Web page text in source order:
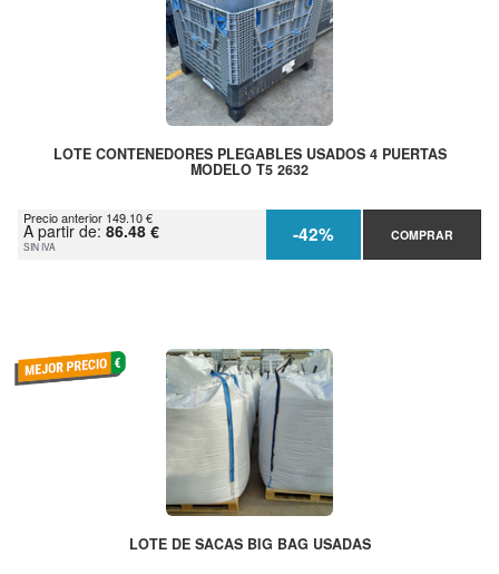
LOTE CONTENEDORES PLEGABLES USADOS 4 PUERTAS
MODELO T5 2632
Precio anterior 149.10 €
A partir de: 86.48 €
SIN IVA -42% COMPRAR
LOTE DE SACAS BIG BAG USADAS